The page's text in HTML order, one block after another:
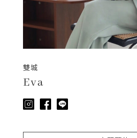
雙城
Eva